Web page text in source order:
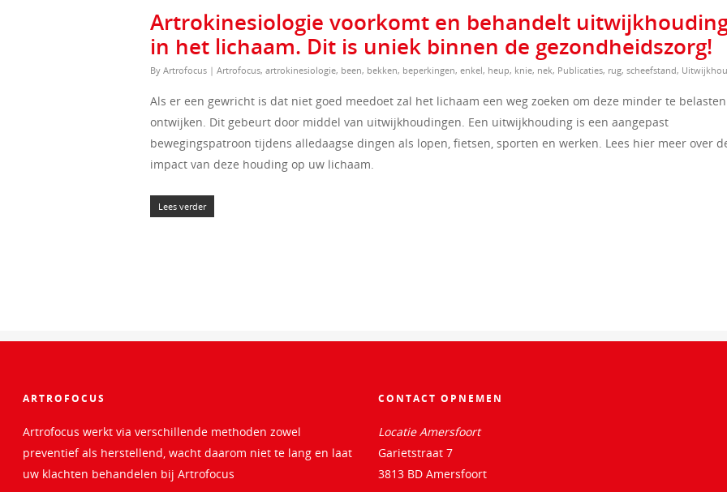
Artrokinesiologie voorkomt en behandelt
in het lichaam. Dit is uniek binnen de gezondheidszorg!
By Artrofocus | Artrofocus, artrokinesiologie, been, bekken, beperkingen, enkel, heup, knie, nek, Publicaties, rug, scheefstand,
Als er een gewricht is dat niet goed meedoet zal het lichaam een weg zoeken om deze minder te
ontwijken. Dit gebeurt door middel van uitwijkhoudingen. Een uitwijkhouding is een aangepast
bewegingspatroon tijdens alledaagse dingen als lopen, fietsen, sporten en werken. Lees hier meer over
impact van deze houding op uw lichaam.
Lees verder
ARTROFOCUS
Artrofocus werkt via verschillende methoden zowel
preventief als herstellend, wacht daarom niet te lang en laat
uw klachten behandelen bij Artrofocus
CONTACT OPNEMEN
Locatie Amersfoort
Garietstraat 7
3813 BD Amersfoort